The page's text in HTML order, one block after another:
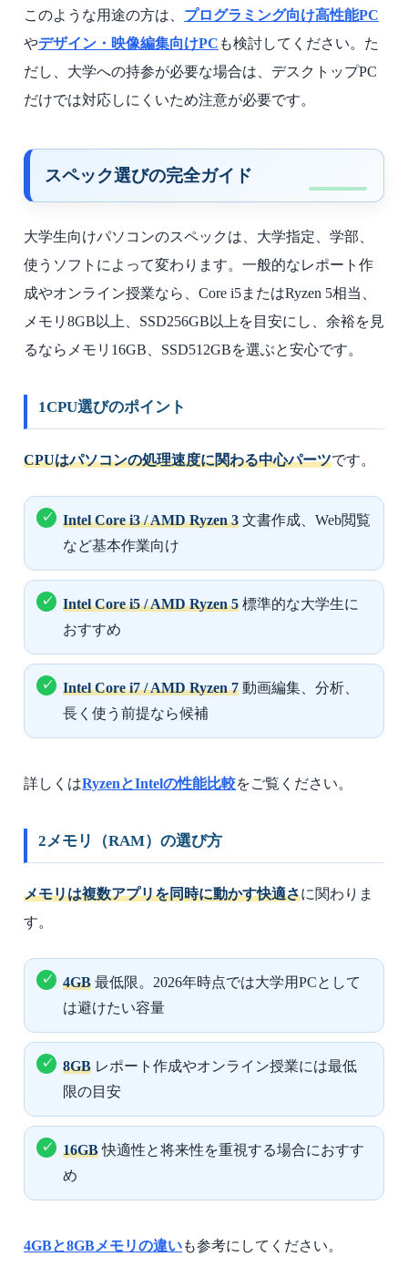
このような用途の方は、 プログラミング向け高性能PC
やデザイン・映像編集向けPC も検討してください。た
だし、大学への持参が必要な場合は、デスクトップPC
だけでは対応しにくいため注意が必要です。
スペック選びの完全ガイド
大学生向けパソコンのスペックは、大学指定、学部、
使うソフトによって変わります。一般的なレポート作
成やオンライン授業なら、Core i5またはRyzen 5相当、
メモリ8GB以上、SSD256GB以上を目安にし、余裕を見
るならメモリ16GB、SSD512GBを選ぶと安心です。
1CPU選びのポイント
CPUはパソコンの処理速度に関わる中心パーツです。
Intel Core i3 / AMD Ryzen 3 文書作成、Web閲覧
など基本作業向け
Intel Core i5 / AMD Ryzen 5 標準的な大学生に
おすすめ
Intel Core i7 / AMD Ryzen 7 動画編集、分析、
長く使う前提なら候補
詳しくはRyzenとIntelの性能比較をご覧ください。
2 メモリ（RAM）の選び方
メモリは複数アプリを同時に動かす快適さに関わりま
す。
4GB 最低限。2026年時点では大学用PCとして
は避けたい容量
8GB レポート作成やオンライン授業には最低
限の目安
16GB快適性と将来性を重視する場合におすす
め
4GBと8GBメモリの違いも参考にしてください。